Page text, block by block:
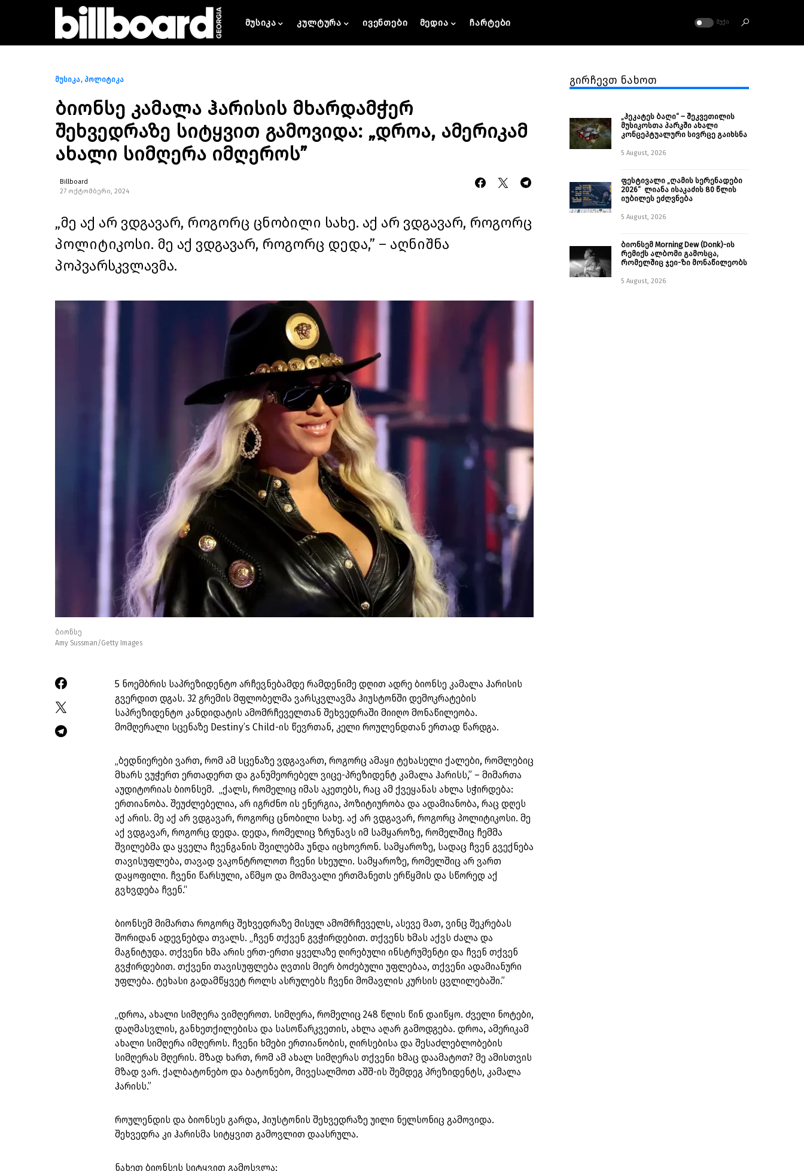
მუსიკა კულტურა ივენთები მედია ჩარტები ᲛᲣᲥᲘ
მუსიკა პოლიტიკა
ბიონსე კამალა ჰარისის მხარდამჭერ
შეხვედრაზე სიტყვით გამოვიდა: „დროა, ამერიკამ
ახალი სიმღერა იმღეროს”
Billboard
27 ოქტომბერი, 2024
„მე აქ არ ვდგავარ, როგორც ცნობილი სახე. აქ არ ვდგავარ, როგორც
პოლიტიკოსი. მე აქ ვდგავარ, როგორც დედა,” – აღნიშნა
პოპვარსკვლავმა.
ბიონსე
Amy Sussman/Getty Images
5 ნოემბრის საპრეზიდენტო არჩევნებამდე რამდენიმე დღით ადრე ბიონსე კამალა ჰარისის
გვერდით დგას. 32 გრემის მფლობელმა ვარსკვლავმა ჰიუსტონში დემოკრატების
საპრეზიდენტო კანდიდატის ამომრჩეველთან შეხვედრაში მიიღო მონაწილეობა.
მომღერალი სცენაზე Destiny’s Child-ის წევრთან, კელი როულენდთან ერთად წარდგა.
„ბედნიერები ვართ, რომ ამ სცენაზე ვდგავართ, როგორც ამაყი ტეხასელი ქალები, რომლებიც
მხარს ვუჭერთ ერთადერთ და განუმეორებელ ვიცე-პრეზიდენტ კამალა ჰარისს,” – მიმართა
აუდიტორიას ბიონსემ. „ქალს, რომელიც იმას აკეთებს, რაც ამ ქვეყანას ახლა სჭირდება:
ერთიანობა. შეუძლებელია, არ იგრძნო ის ენერგია, პოზიტიურობა და ადამიანობა, რაც დღეს
აქ არის. მე აქ არ ვდგავარ, როგორც ცნობილი სახე. აქ არ ვდგავარ, როგორც პოლიტიკოსი. მე
აქ ვდგავარ, როგორც დედა. დედა, რომელიც ზრუნავს იმ სამყაროზე, რომელშიც ჩემმა
შვილებმა და ყველა ჩვენგანის შვილებმა უნდა იცხოვრონ. სამყაროზე, სადაც ჩვენ გვექნება
თავისუფლება, თავად ვაკონტროლოთ ჩვენი სხეული. სამყაროზე, რომელშიც არ ვართ
დაყოფილი. ჩვენი წარსული, აწმყო და მომავალი ერთმანეთს ერწყმის და სწორედ აქ
გვხვდება ჩვენ.“
ბიონსემ მიმართა როგორც შეხვედრაზე მისულ ამომრჩეველს, ასევე მათ, ვინც შეკრებას
შორიდან ადევნებდა თვალს. „ჩვენ თქვენ გვჭირდებით. თქვენს ხმას აქვს ძალა და
მაგნიტუდა. თქვენი ხმა არის ერთ-ერთი ყველაზე ღირებული ინსტრუმენტი და ჩვენ თქვენ
გვჭირდებით. თქვენი თავისუფლება ღვთის მიერ ბოძებული უფლებაა, თქვენი ადამიანური
უფლება. ტეხასი გადამწყვეტ როლს ასრულებს ჩვენი მომავლის კურსის ცვლილებაში.”
„დროა, ახალი სიმღერა ვიმღეროთ. სიმღერა, რომელიც 248 წლის წინ დაიწყო. ძველი ნოტები,
დაღმასვლის, განხეთქილებისა და სასოწარკვეთის, ახლა აღარ გამოდგება. დროა, ამერიკამ
ახალი სიმღერა იმღეროს. ჩვენი ხმები ერთიანობის, ღირსებისა და შესაძლებლობების
სიმღერას მღერის. მზად ხართ, რომ ამ ახალ სიმღერას თქვენი ხმაც დაამატოთ? მე ამისთვის
მზად ვარ. ქალბატონებო და ბატონებო, მივესალმოთ აშშ-ის შემდეგ პრეზიდენტს, კამალა
ჰარისს.”
როულენდის და ბიონსეს გარდა, ჰიუსტონის შეხვედრაზე უილი ნელსონიც გამოვიდა.
შეხვედრა კი ჰარისმა სიტყვით გამოვლით დაასრულა.
ნახეთ ბიონსეს სიტყვით გამოსვლა:
გირჩევთ ნახოთ
„ჰეკატეს ბაღი“ – შეკვეთილის
მუსიკოსთა პარკში ახალი
კონცეპტუალური სივრცე გაიხსნა ￼
5 August, 2026
ფესტივალი „ღამის სერენადები
2026“ ლიანა ისაკაძის 80 წლის
იუბილეს ეძღვნება
5 August, 2026
ბიონსემ Morning Dew (Donk)-ის
რემიქს ალბომი გამოსცა,
რომელშიც ჯეი-ზი მონაწილეობს
5 August, 2026